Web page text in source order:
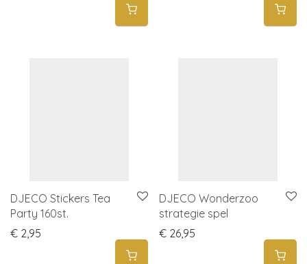
DJECO Stickers Tea
Party 160st.
€ 2,95
DJECO Wonderzoo
strategie spel
€ 26,95